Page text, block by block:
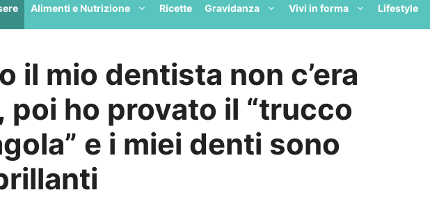
Alimenti e Nutrizione Ricette Gravidanza Vivi in forma Lifestyle
il mio dentista non c’era
poi ho provato il “trucco
e i miei denti sono